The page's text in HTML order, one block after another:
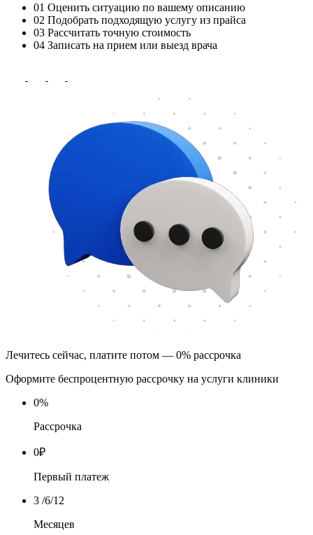
01 Оценить ситуацию по вашему описанию
02 Подобрать подходящую услугу из прайса
03 Рассчитать точную стоимость
04 Записать на прием или выезд врача
Лечитесь сейчас, платите потом — 0% рассрочка
Оформите беспроцентную рассрочку на услуги клиники
0%
Рассрочка
0₽
Первый платеж
3 /6/12
Месяцев